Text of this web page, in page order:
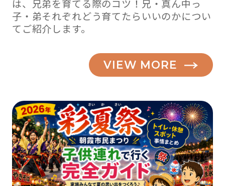
は、兄弟を育てる際のコツ！兄・真ん中っ
子・弟それぞれどう育てたらいいのかについ
てご紹介します。
VIEW MORE